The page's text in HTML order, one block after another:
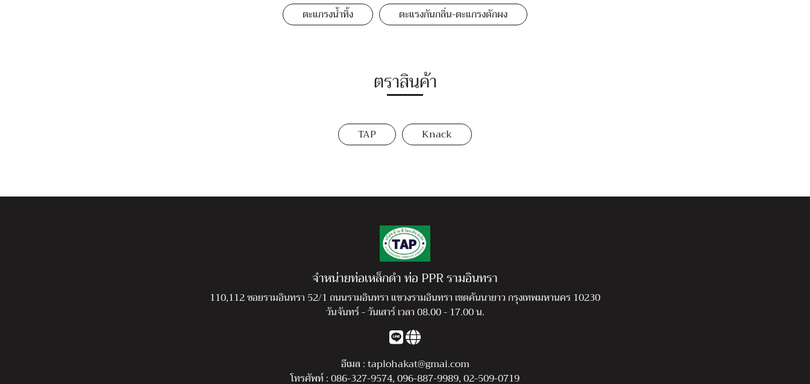
ตะแกรงน้ำทิ้ง
ตะแรงกันกลิ่น-ตะแกรงดักผง
ตราสินค้า
TAP Knack
จำหน่ายท่อเหล็กดำ ท่อ PPR รามอินทรา
110,112 ซอยรามอินทรา 52/1 ถนนรามอินทรา แขวงรามอินทรา เขตคันนายาว กรุงเทพมหานคร 10230
วันจันทร์ - วันเสาร์ เวลา 08.00 - 17.00 น.
อีเมล :taplohakat@gmai.com
โทรศัพท์ :086-327-9574,096-887-9989,02-509-0719